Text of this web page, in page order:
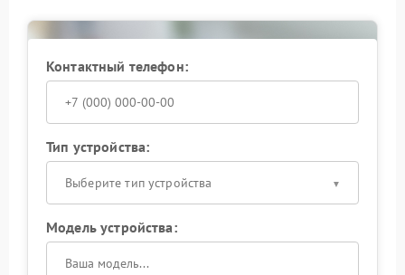
Контактный телефон:
Тип устройства:
Выберите тип устройства
Модель устройства: